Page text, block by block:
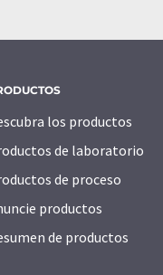
los productos
de laboratorio
de proceso
productos
de productos